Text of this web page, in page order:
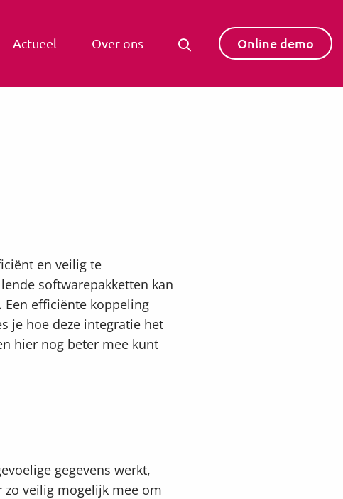
Actueel Over ons Online demo
en veilig te
softwarepakketten kan
efficiënte koppeling
je hoe deze integratie het
hier nog beter mee kunt
gegevens werkt,
veilig mogelijk mee om